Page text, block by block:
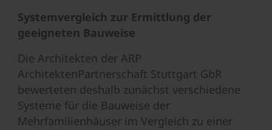
Systemvergleich zur Ermittlung der
geeigneten Bauweise
Die Architekten der ARP
ArchitektenPartnerschaft Stuttgart GbR
bewerteten deshalb zunächst verschiedene
Systeme für die Bauweise der
Mehrfamilienhäuser im Vergleich zu einer